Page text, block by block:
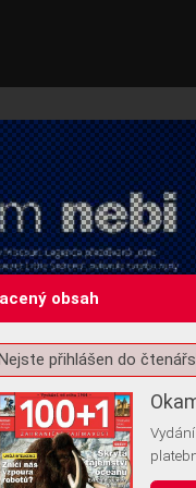
o souhlas s
obsah
přihlášen do